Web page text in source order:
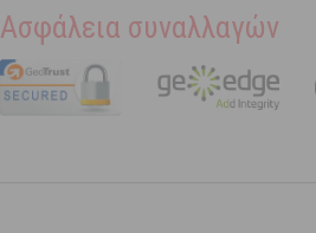
Ασφάλεια συναλλαγών